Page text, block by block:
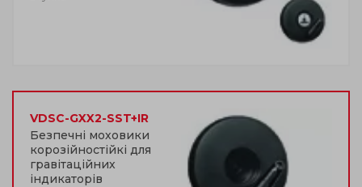
VDSC-GXX2-SST+IR
Безпечні моховики
корозійностійкі для
гравітаційних
індикаторів